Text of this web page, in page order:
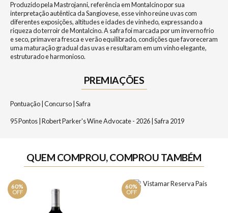
Produzido pela Mastrojanni, referência em Montalcino por sua
interpretação autêntica da Sangiovese, esse vinho reúne uvas com
diferentes exposições, altitudes e idades de vinhedo, expressando a
riqueza do terroir de Montalcino. A safra foi marcada por um inverno frio
e seco, primavera fresca e verão equilibrado, condições que favoreceram
uma maturação gradual das uvas e resultaram em um vinho elegante,
estruturado e harmonioso.
PREMIAÇÕES
Pontuação | Concurso | Safra
95 Pontos | Robert Parker's Wine Advocate - 2026 | Safra 2019
QUEM COMPROU, COMPROU TAMBÉM
60%
OFF
60%
OFF